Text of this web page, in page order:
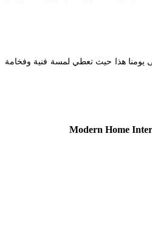
يومنا هذا حيث تعطي لمسة فنية وفخامة